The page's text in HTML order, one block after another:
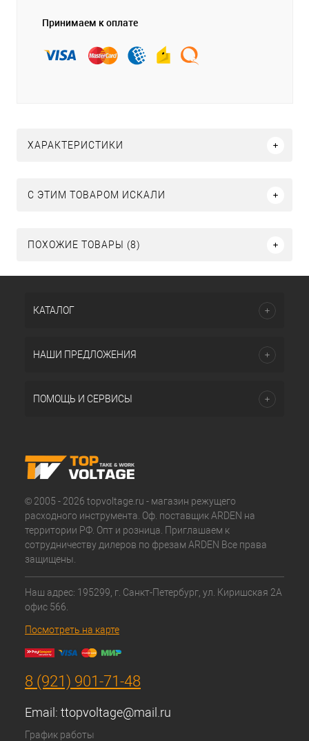
Принимаем к оплате
ХАРАКТЕРИСТИКИ
C ЭТИМ ТОВАРОМ ИСКАЛИ
ПОХОЖИЕ ТОВАРЫ (8)
КАТАЛОГ
НАШИ ПРЕДЛОЖЕНИЯ
ПОМОЩЬ И СЕРВИСЫ
© 2005 - 2026 topvoltage.ru - магазин режущего
расходного инструмента. Оф. поставщик ARDEN на
территории РФ. Опт и розница. Приглашаем к
сотрудничеству дилеров по фрезам ARDEN Все права
защищены.
Наш адрес: 195299, г. Санкт-Петербург, ул. Киришская 2А
офис 566.
Посмотреть на карте
8 (921) 901-71-48
Email: ttopvoltage@mail.ru
График работы